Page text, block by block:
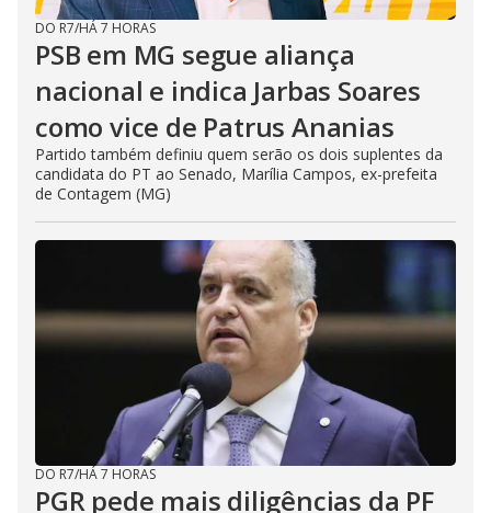
DO R7/HÁ 7 HORAS
PSB em MG segue aliança
nacional e indica Jarbas Soares
como vice de Patrus Ananias
Partido também definiu quem serão os dois suplentes da
candidata do PT ao Senado, Marília Campos, ex-prefeita
de Contagem (MG)
DO R7/HÁ 7 HORAS
PGR pede mais diligências da PF